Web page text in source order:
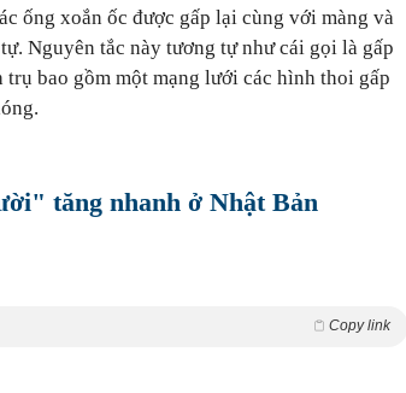
ống xoắn ốc được gấp lại cùng với màng và
Nguyên tắc này tương tự như cái gọi là gấp
bao gồm một mạng lưới các hình thoi gấp
tăng nhanh ở Nhật Bản
Copy link